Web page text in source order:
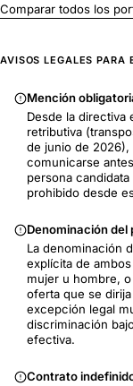
Comparar todos los
AVISOS LEGALES PARA
Mención
Desde la directiva
retributiva
de junio de 2026),
comunicarse
persona
prohibido desde
Denominación
La denominación
explícita de
mujer u hombre,
oferta que se
excepción legal
discriminación
efectiva.
Contrato